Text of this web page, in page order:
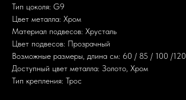
Тип цоколя: G9
Цвет металла: Хром
Материал подвесов: Хрусталь
Цвет подвесов: Прозрачный
Возможные размеры, длина см: 60 / 85 / 100 /120
Доступный цвет металла: Золото, Хром
Тип крепления: Трос